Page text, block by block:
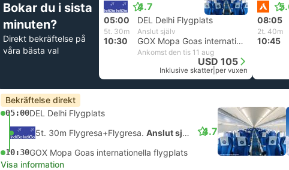
Bokar du i sista
minuten?
Direkt bekräftelse på
våra bästa val
4.7
05:00 DEL Delhi Flygplats
5t. 30m Anslut själv
10:30 GOX Mopa Goas internationella flygplats
Ankomst den tis 11 aug
USD 105
Inklusive skatter per vuxen
08:05
2t. 40m
10:45
Bekräftelse direkt
05:00DEL Delhi Flygplats
5t. 30m Flygresa+Flygresa. Anslut själv
10:30GOX Mopa Goas internationella flygplats
4.7
Visa information